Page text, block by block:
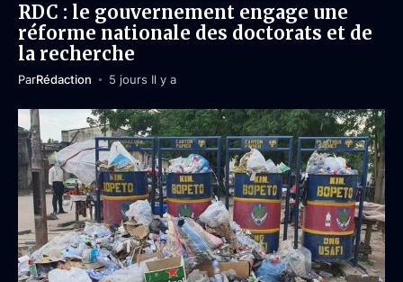
RDC : le gouvernement engage une
réforme nationale des doctorats et de
la recherche
ParRédaction 5 jours Il y a